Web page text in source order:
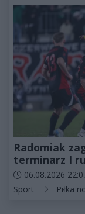
Radomiak
terminarz I
Data dodania
06.08.2026
Kategorie artykułu:
Sport Piłka